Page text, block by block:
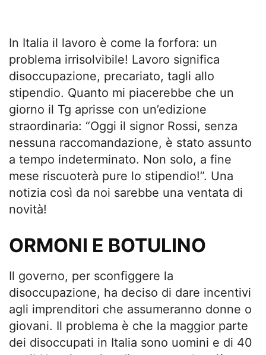
In Italia il lavoro è come la forfora: un
problema irrisolvibile! Lavoro significa
disoccupazione, precariato, tagli allo
stipendio. Quanto mi piacerebbe che un
giorno il Tg aprisse con un’edizione
straordinaria: “Oggi il signor Rossi, senza
nessuna raccomandazione, è stato assunto
a tempo indeterminato. Non solo, a fine
mese riscuoterà pure lo stipendio!”. Una
notizia così da noi sarebbe una ventata di
novità!
ORMONI E BOTULINO
Il governo, per sconfiggere la
disoccupazione, ha deciso di dare incentivi
agli imprenditori che assumeranno donne o
giovani. Il problema è che la maggior parte
dei disoccupati in Italia sono uomini e di 40